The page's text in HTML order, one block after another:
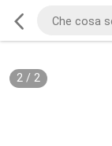
2/ 2